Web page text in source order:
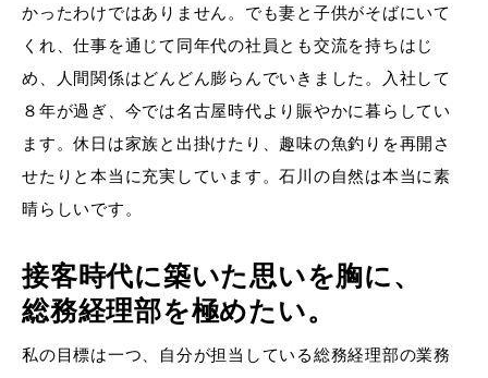
かったわけではありません。でも妻と子供がそばにいて
くれ、仕事を通じて同年代の社員とも交流を持ちはじ
め、人間関係はどんどん膨らんでいきました。入社して
８年が過ぎ、今では名古屋時代より賑やかに暮らしてい
ます。休日は家族と出掛けたり、趣味の魚釣りを再開さ
せたりと本当に充実しています。石川の自然は本当に素
晴らしいです。
接客時代に築いた思いを胸に、
総務経理部を極めたい。
私の目標は一つ、自分が担当している総務経理部の業務